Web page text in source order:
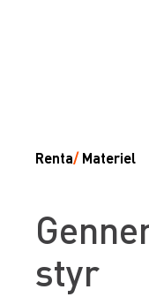
Renta/ Materiel
styr